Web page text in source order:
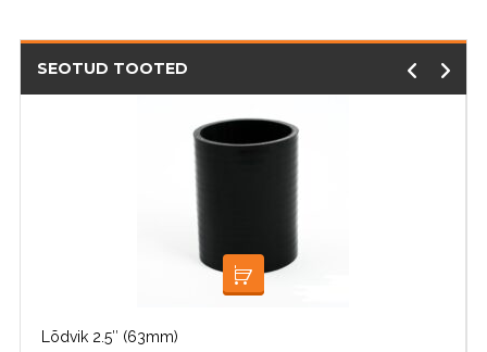
SEOTUD TOOTED
LISA KORVI
Lõdvik 2.5″ (63mm)